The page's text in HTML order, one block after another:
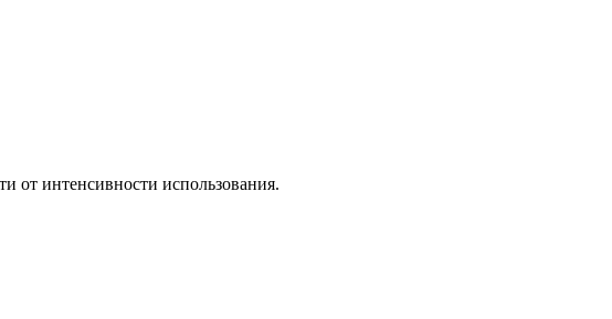
от интенсивности использования.